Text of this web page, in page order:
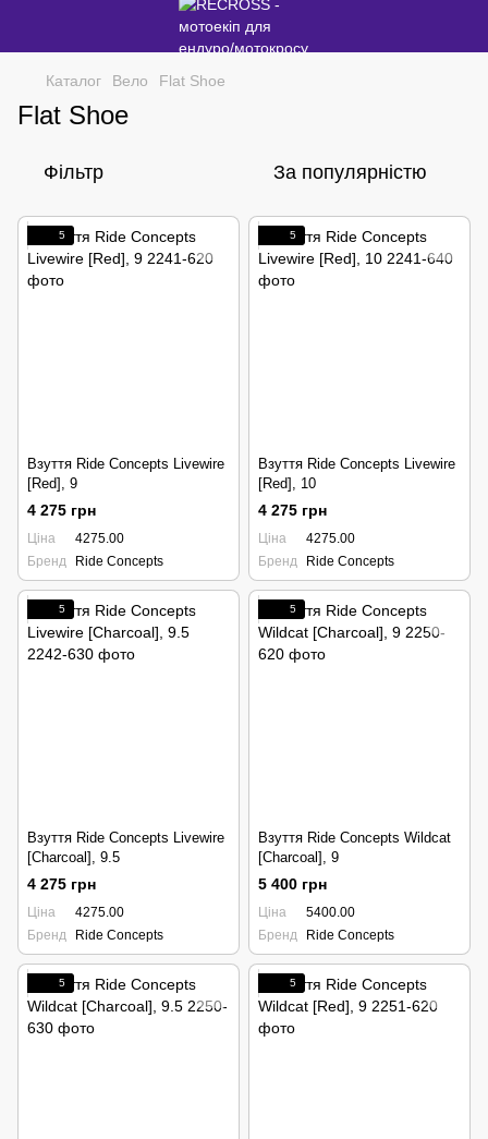
Каталог Вело Flat Shoe
Flat Shoe
Фільтр За популярністю
5
Взуття Ride Concepts Livewire
[Red], 9
4 275 грн
Ціна
4275.00
Бренд
Ride Concepts
5
Взуття Ride Concepts Livewire
[Red], 10
4 275 грн
Ціна
4275.00
Бренд
Ride Concepts
5
Взуття Ride Concepts Livewire
[Charcoal], 9.5
4 275 грн
Ціна
4275.00
Бренд
Ride Concepts
5
Взуття Ride Concepts Wildcat
[Charcoal], 9
5 400 грн
Ціна
5400.00
Бренд
Ride Concepts
5 5